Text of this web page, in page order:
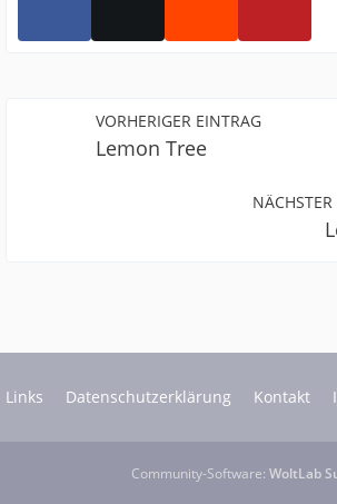
VORHERIGER EINTRAG
Lemon Tree
Links Datenschutzerklärung Kontakt
Community-Software: WoltLab